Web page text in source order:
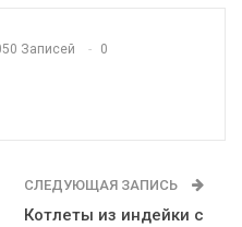
Записей 0
СЛЕДУЮЩАЯ ЗАПИСЬ
Котлеты из индейки с